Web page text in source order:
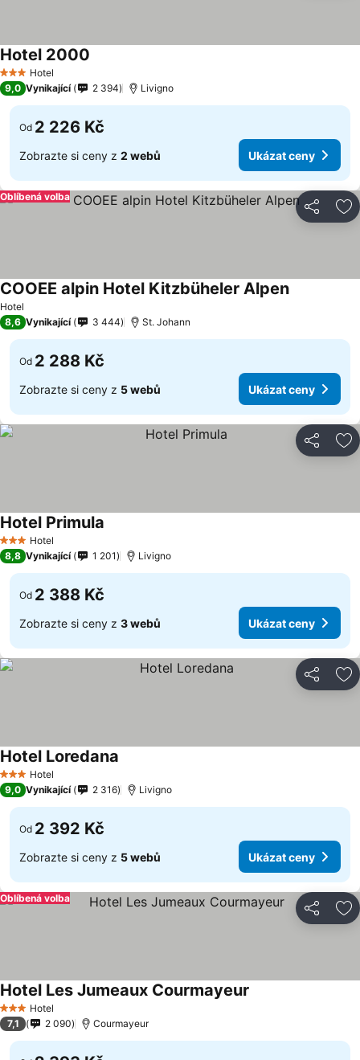
3 Počet hvězdiček
Hotel
Hotel 2000
9,0 Vynikající 2 394 Livigno
Od 2 226 Kč
Zobrazte si ceny z 2 webů Ukázat ceny
Sdílet
Oblíbená volba
Hotel
COOEE alpin Hotel Kitzbüheler Alpen
8,6 Vynikající 3 444 St. Johann
Od 2 288 Kč
Zobrazte si ceny z 5 webů Ukázat ceny
Sdílet
3 Počet hvězdiček
Hotel
Hotel Primula
8,8 Vynikající 1 201 Livigno
Od 2 388 Kč
Zobrazte si ceny z 3 webů Ukázat ceny
Sdílet
3 Počet hvězdiček
Hotel
Hotel Loredana
9,0 Vynikající 2 316 Livigno
Od 2 392 Kč
Zobrazte si ceny z 5 webů Ukázat ceny
Sdílet
Oblíbená volba
3 Počet hvězdiček
Hotel
Hotel Les Jumeaux Courmayeur
7,1 2 090 Courmayeur